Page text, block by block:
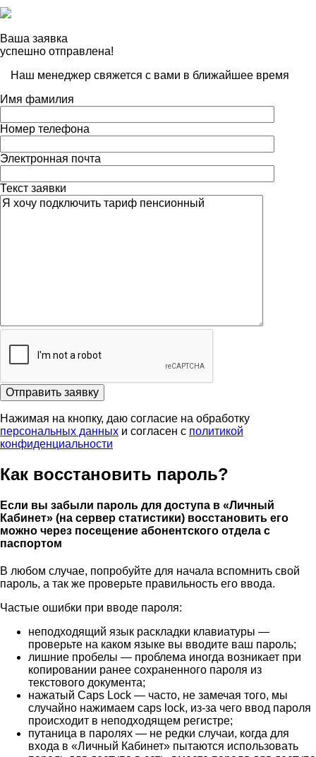
Ваша заявка
успешно отправлена!
Наш менеджер свяжется с вами в ближайшее время
Имя фамилия
Номер телефона
Электронная почта
Текст заявки
Отправить заявку
Нажимая на кнопку, даю согласие на обработку
персональных данных и согласен с политикой
конфиденциальности
Как восстановить пароль?
Если вы забыли пароль для доступа в «Личный
Кабинет» (на сервер статистики) восстановить его
можно через посещение абонентского отдела с
паспортом
В любом случае, попробуйте для начала вспомнить свой
пароль, а так же проверьте правильность его ввода.
Частые ошибки при вводе пароля:
неподходящий язык раскладки клавиатуры —
проверьте на каком языке вы вводите ваш пароль;
лишние пробелы — проблема иногда возникает при
копировании ранее сохраненного пароля из
текстового документа;
нажатый Caps Lock — часто, не замечая того, мы
случайно нажимаем caps lock, из-за чего ввод пароля
происходит в неподходящем регистре;
путаница в паролях — не редки случаи, когда для
входа в «Личный Кабинет» пытаются использовать